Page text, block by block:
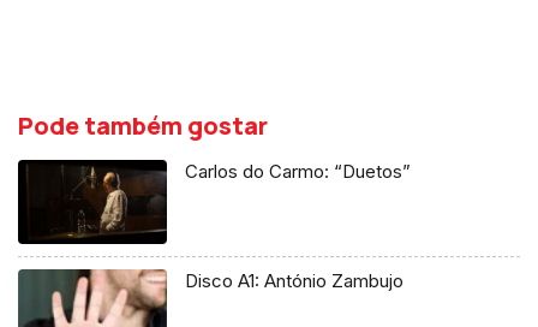
Pode também gostar
Carlos do Carmo: “Duetos”
Disco A1: António Zambujo